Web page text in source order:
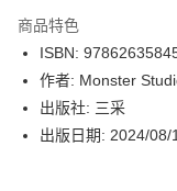
LINE Pay
Apple Pay
街口支付
商品特色
ISBN:
作者: Monster
出版社: 三采
出版日期: 2024/08/